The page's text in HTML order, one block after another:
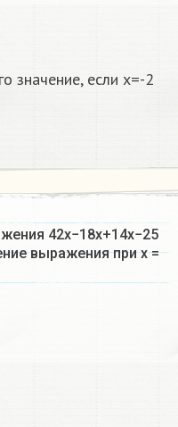
значение, если x=-2
42x−18x+14x−25
выражения при x =